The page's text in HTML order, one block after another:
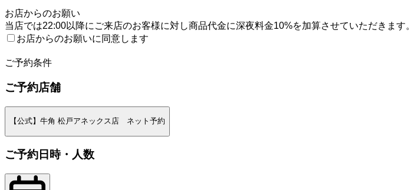
お店からのお願い
当店では22:00以降にご来店のお客様に対し商品代金に深夜料金10%を加算させていただきます。
お店からのお願いに同意します
ご予約条件
ご予約店舗
【公式】牛角 松戸アネックス店 ネット予約
ご予約日時・人数